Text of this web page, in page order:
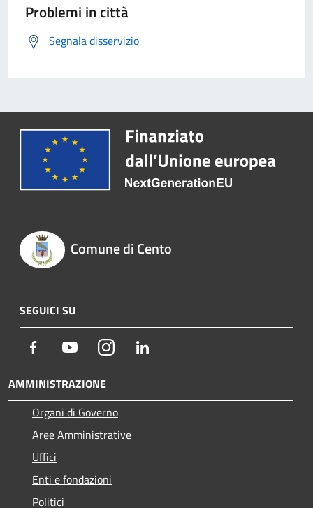
Problemi in città
Segnala disservizio
Comune di Cento
SEGUICI SU
Facebook YoutubeInstagram
AMMINISTRAZIONE
Organi di Governo
Aree Amministrative
Uffici
Enti e fondazioni
Politici